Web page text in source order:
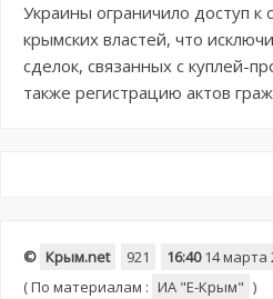
Украины ограничило доступ
крымских властей, что
сделок, связанных с куплей-
также регистрацию актов
© Крым.net 921 16:4014 марта
(По материалам : ИА "E-Крым" )